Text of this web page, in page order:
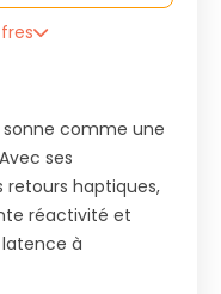
sonne comme une
ses
haptiques,
réactivité et
à